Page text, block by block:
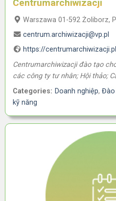
Centrumarchiwizacji
Warszawa 01-592 Żoliborz,
centrum.archiwizacji@vp.pl
https://
Centrumarchiwizacji đào tạo
các công ty tư nhân; Hội thảo;
Categories: Doanh nghiệp, Đào
kỹ năng